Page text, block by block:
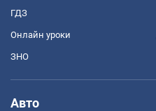
ГДЗ
Онлайн уроки
ЗНО
Авто